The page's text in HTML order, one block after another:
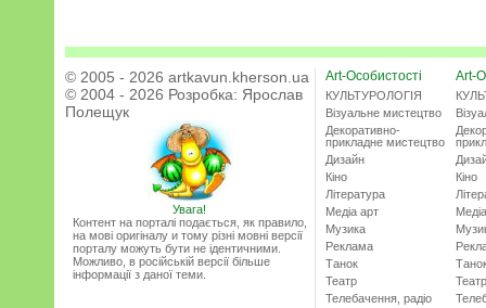
© 2005 - 2026 artkavun.kherson.ua
© 2004 - 2026 Розробка: Ярослав
Полещук
Увага!
Контент на порталі подається, як правило,
на мові оригіналу и тому різні мовні версії
порталу можуть бути не ідентичними.
Можливо, в російській версії більше
інформації з даної теми.
Art-Особистості
КУЛЬТУРОЛОГІЯ
Візуальне мистецтво
Декоративно-
прикладне мистецтво
Дизайн
Кіно
Література
Медіа арт
Музика
Реклама
Танок
Театр
Телебачення, радіо
Art-
Кіно
Театр